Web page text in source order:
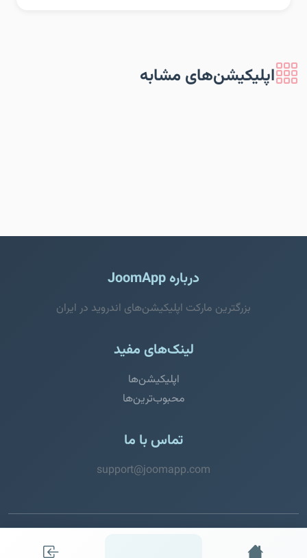
اپلیکیشن‌های مشابه
درباره JoomApp
بزرگترین مارکت اپلیکیشن‌های اندروید در ایران
لینک‌های مفید
اپلیکیشن‌ها
محبوب‌ترین‌ها
تماس با ما
support@joomapp.com
© 2026 JoomApp. تمامی حقوق محفوظ است.